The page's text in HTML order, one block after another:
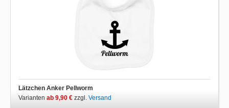
Lätzchen Anker Pellworm
Varianten ab 9,90 € zzgl. Versand